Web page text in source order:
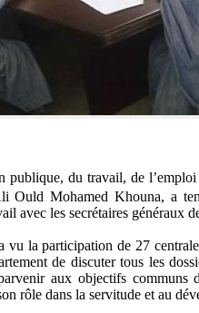
publique, du travail, de
Ould Mohamed Khouna, a
avec les secrétaires généraux
vu la participation de 27
de discuter tous les
aux objectifs communs
rôle dans la servitude et au